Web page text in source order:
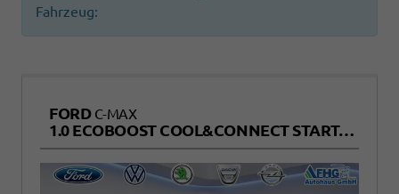
Fahrzeug:
FORD C-MAX
1.0 ECOBOOST COOL&CONNECT START/STOPP EURO 6